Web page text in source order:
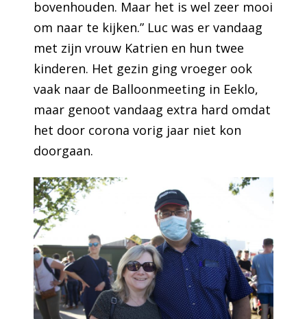
bovenhouden. Maar het is wel zeer mooi
om naar te kijken.” Luc was er vandaag
met zijn vrouw Katrien en hun twee
kinderen. Het gezin ging vroeger ook
vaak naar de Balloonmeeting in Eeklo,
maar genoot vandaag extra hard omdat
het door corona vorig jaar niet kon
doorgaan.